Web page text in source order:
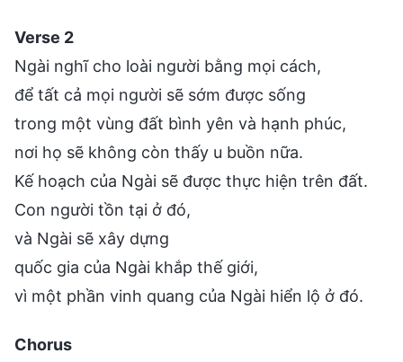
Verse 2
Ngài nghĩ cho loài người bằng mọi cách,
để tất cả mọi người sẽ sớm được sống
trong một vùng đất bình yên và hạnh phúc,
nơi họ sẽ không còn thấy u buồn nữa.
Kế hoạch của Ngài sẽ được thực hiện trên đất.
Con người tồn tại ở đó,
và Ngài sẽ xây dựng
quốc gia của Ngài khắp thế giới,
vì một phần vinh quang của Ngài hiển lộ ở đó.
Chorus